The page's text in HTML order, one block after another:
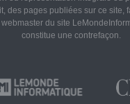
des pages publiées sur ce site,
du site
constitue une contrefaçon.